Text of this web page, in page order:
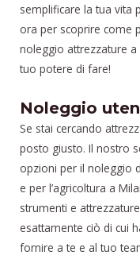
semplificare la tua vita
ora per scoprire come
noleggio attrezzature
tuo potere di fare!
Noleggio
Se stai cercando
posto giusto. Il nostro
opzioni per il noleggio
e per l’agricoltura a
strumenti e
esattamente ciò di cui
fornire a te e al tuo